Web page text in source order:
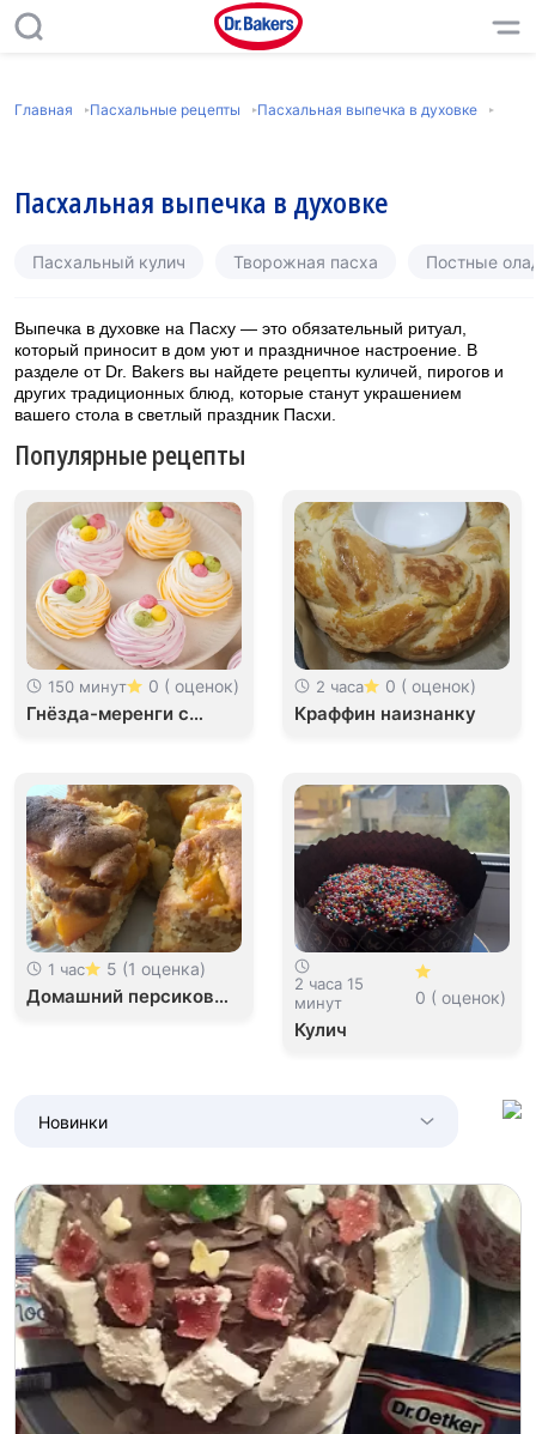
Главная Пасхальные рецепты Пасхальная выпечка в духовке
Пасхальная выпечка в духовке
Пасхальный кулич Творожная пасха Постные
Выпечка в духовке на Пасху — это обязательный ритуал,
который приносит в дом уют и праздничное настроение. В
разделе от Dr. Bakers вы найдете рецепты куличей, пирогов и
других традиционных блюд, которые станут украшением
вашего стола в светлый праздник Пасхи.
Популярные рецепты
150 минут 0 ( оценок)
Гнёзда-меренги с
1 час 5 (1 оценка)
Домашний персиковый
2 часа 0 ( оценок)
Краффин наизнанку
2 часа 15
минут
0 ( оценок)
Кулич
Новинки